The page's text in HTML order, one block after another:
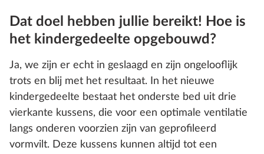
Dat doel hebben jullie bereikt! Hoe is
het kindergedeelte opgebouwd?
Ja, we zijn er echt in geslaagd en zijn ongelooflijk
trots en blij met het resultaat. In het nieuwe
kindergedeelte bestaat het onderste bed uit drie
vierkante kussens, die voor een optimale ventilatie
langs onderen voorzien zijn van geprofileerd
vormvilt. Deze kussens kunnen altijd tot een